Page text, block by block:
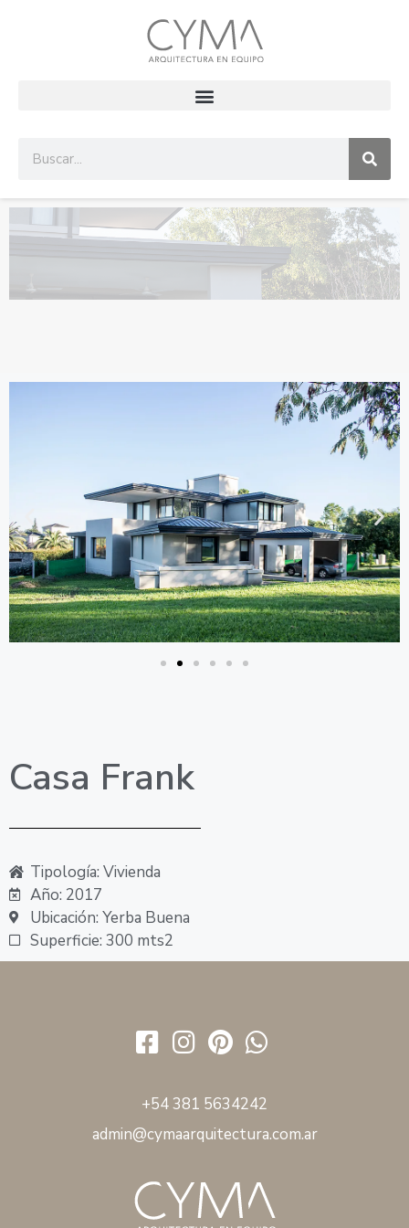
Casa Frank
Tipología: Vivienda
Año: 2017
Ubicación: Yerba Buena
Superficie: 300 mts2
+54 381 5634242
admin@cymaarquitectura.com.ar